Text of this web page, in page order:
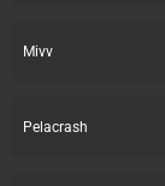
Mivv
Pelacrash